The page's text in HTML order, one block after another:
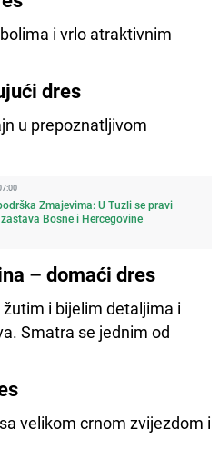
i vrlo atraktivnim
dres
u prepoznatljivom
Zmajevima: U Tuzli se pravi
Bosne i Hercegovine
– domaći dres
i bijelim detaljima i
Smatra se jednim od
velikom crnom zvijezdom i